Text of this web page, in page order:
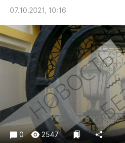
Народные новости
Авто и транспорт
Благоустройство
Криминал
Культура
Недвижимость и ЖКХ
Образование
Общество
Погода
07.10.2021, 10:16
0 2547